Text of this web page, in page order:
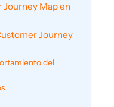
Map en
Journey
del